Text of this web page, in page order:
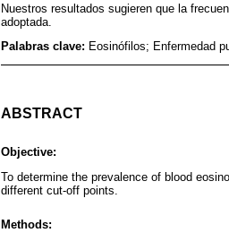
Nuestros resultados sugieren que la
adoptada.
Palabras clave: Eosinófilos; Enfermedad
ABSTRACT
Objective:
To determine the prevalence of blood
different cut-off points.
Methods: